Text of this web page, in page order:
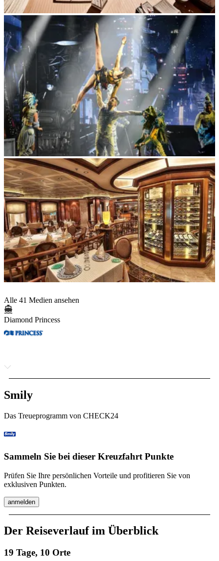
Alle 41 Medien ansehen
Diamond Princess
Smily
Das Treueprogramm von CHECK24
Sammeln Sie bei dieser Kreuzfahrt Punkte
Prüfen Sie Ihre persönlichen Vorteile und profitieren Sie von
exklusiven Punkten.
anmelden
Der Reiseverlauf im Überblick
19 Tage, 10 Orte